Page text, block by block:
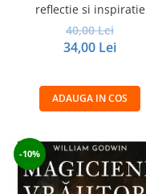
reflectie si inspiratie
40,00 Lei
34,00 Lei
ADAUGA IN COS
-10%